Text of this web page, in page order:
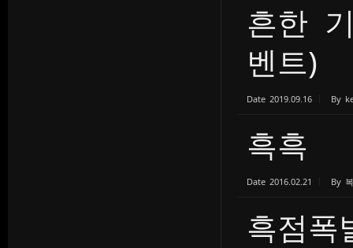
흔한
벤트)
Date 2019.09.16 By
흑흑
Date 2016.02.21 By
흑점폭